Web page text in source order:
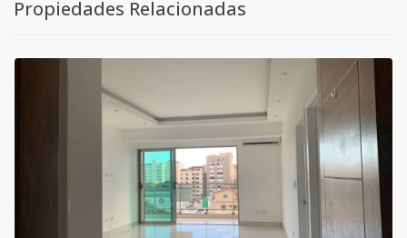
Propiedades Relacionadas